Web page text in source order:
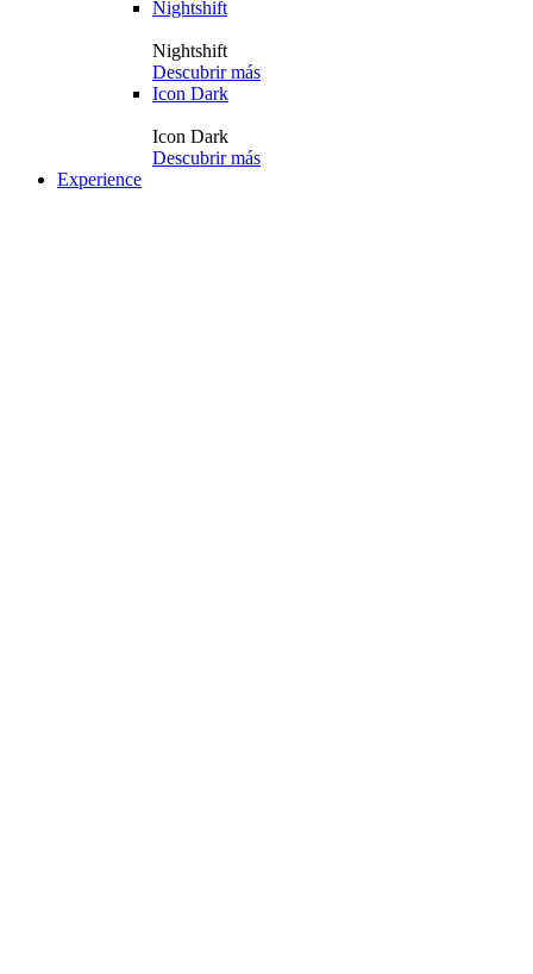
Nightshift
Nightshift
Descubrir más
Icon Dark
Icon Dark
Descubrir más
Experience